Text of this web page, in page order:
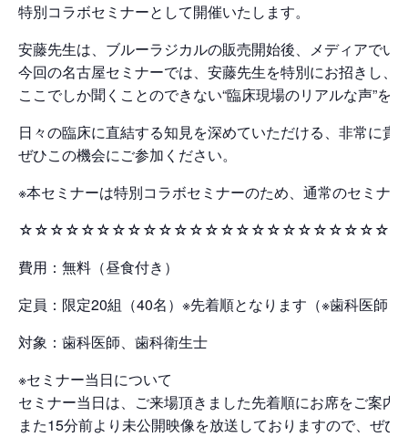
特別コラボセミナーとして開催いたします。
安藤先生は、ブルーラジカルの販売開始後、メディアで
今回の名古屋セミナーでは、安藤先生を特別にお招きし、
ここでしか聞くことのできない“臨床現場のリアルな声”を
日々の臨床に直結する知見を深めていただける、非常に貴
ぜひこの機会にご参加ください。
※本セミナーは特別コラボセミナーのため、通常のセミナ
費用：無料（昼食付き）
定員：限定20組（40名）※先着順となります（※歯科医師
対象：歯科医師、歯科衛生士
※セミナー当日について
セミナー当日は、ご来場頂きました先着順にお席をご案
また15分前より未公開映像を放送しておりますので、ぜひ